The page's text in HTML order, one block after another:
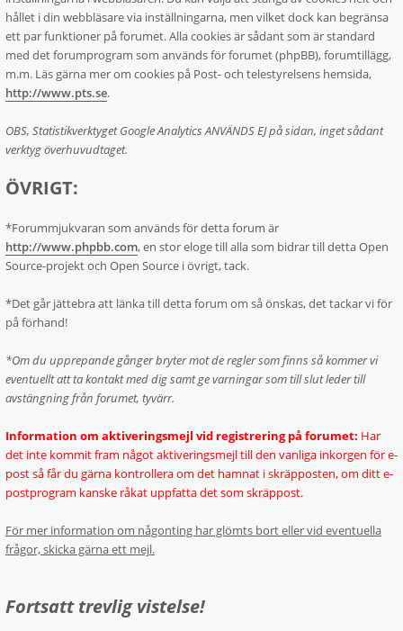
hållet i din webbläsare via inställningarna, men vilket dock kan begränsa
ett par funktioner på forumet. Alla cookies är sådant som är standard
med det forumprogram som används för forumet (phpBB), forumtillägg,
m.m. Läs gärna mer om cookies på Post- och telestyrelsens hemsida,
http://www.pts.se.
OBS, Statistikverktyget Google Analytics ANVÄNDS EJ på sidan, inget sådant
verktyg överhuvudtaget.
ÖVRIGT:
*Forummjukvaran som används för detta forum är
http://www.phpbb.com, en stor eloge till alla som bidrar till detta Open
Source-projekt och Open Source i övrigt, tack.
*Det går jättebra att länka till detta forum om så önskas, det tackar vi för
på förhand!
*Om du upprepande gånger bryter mot de regler som finns så kommer vi
eventuellt att ta kontakt med dig samt ge varningar som till slut leder till
avstängning från forumet, tyvärr.
Information om aktiveringsmejl vid registrering på forumet: Har
det inte kommit fram något aktiveringsmejl till den vanliga inkorgen för e-
post så får du gärna kontrollera om det hamnat i skräpposten, om ditt e-
postprogram kanske råkat uppfatta det som skräppost.
För mer information om någonting har glömts bort eller vid eventuella
frågor, skicka gärna ett mejl.
Fortsatt trevlig vistelse!